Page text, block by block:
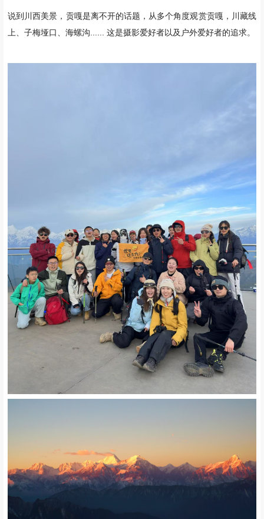
说到川西美景，贡嘎是离不开的话题，从多个角度观赏贡嘎，川藏线
上、子梅垭口、海螺沟...... 这是摄影爱好者以及户外爱好者的追求。